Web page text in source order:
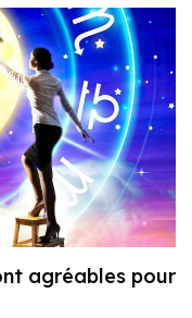
agréables pour